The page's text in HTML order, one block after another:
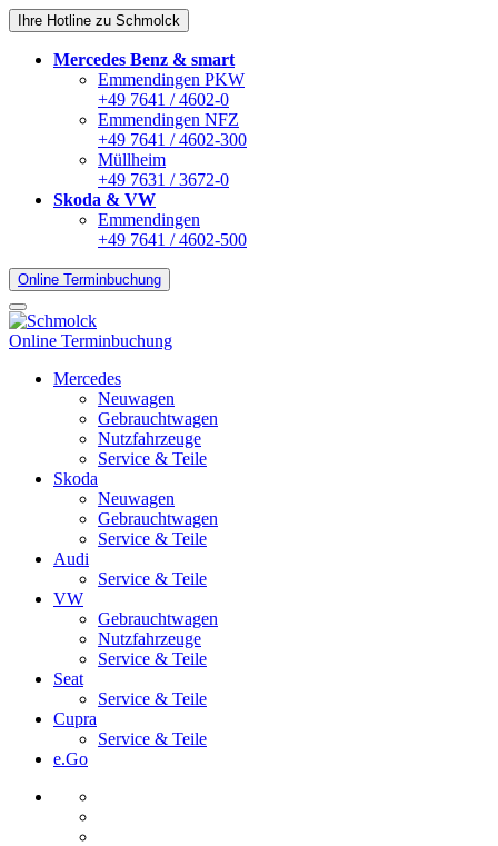
Ihre Hotline zu Schmolck
Mercedes Benz & smart
Emmendingen PKW
+49 7641 / 4602-0
Emmendingen NFZ
+49 7641 / 4602-300
Müllheim
+49 7631 / 3672-0
Skoda & VW
Emmendingen
+49 7641 / 4602-500
Online Terminbuchung
Online Terminbuchung
Mercedes
Neuwagen
Gebrauchtwagen
Nutzfahrzeuge
Service & Teile
Skoda
Neuwagen
Gebrauchtwagen
Service & Teile
Audi
Service & Teile
VW
Gebrauchtwagen
Nutzfahrzeuge
Service & Teile
Seat
Service & Teile
Cupra
Service & Teile
e.Go